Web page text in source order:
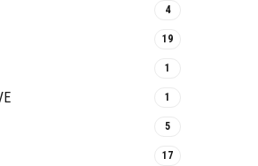
4
19
1
1
5
17